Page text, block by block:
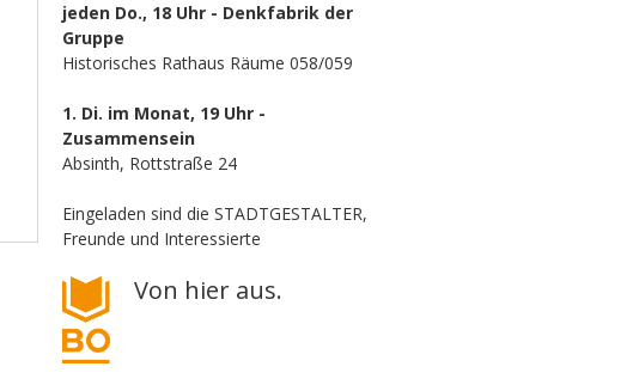
jeden Do., 18 Uhr - Denkfabrik der
Gruppe
Historisches Rathaus Räume 058/059
1. Di. im Monat, 19 Uhr -
Zusammensein
Absinth, Rottstraße 24
Eingeladen sind die STADTGESTALTER,
Freunde und Interessierte
Von hier aus.